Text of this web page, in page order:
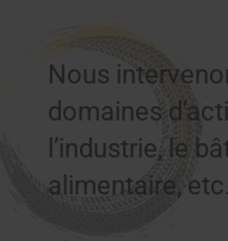
Nous
domaines
l’industrie, le
alimentaire, etc.